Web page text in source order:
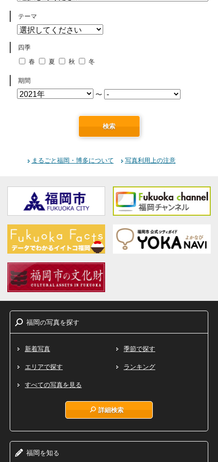
テーマ
四季
春
夏 秋 冬
期間
〜
検索
まるごと福岡・博多について 写真利用上の注意
福岡の写真を探す
新着写真 季節で探す
エリアで探す ランキング
すべての写真を見る
詳細検索
福岡を知る